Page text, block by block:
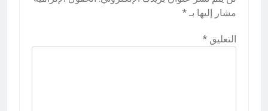
مشار إليها بـ *
التعليق *